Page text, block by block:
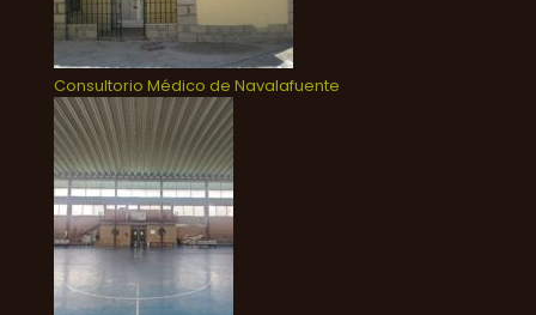
Consultorio Médico de Navalafuente